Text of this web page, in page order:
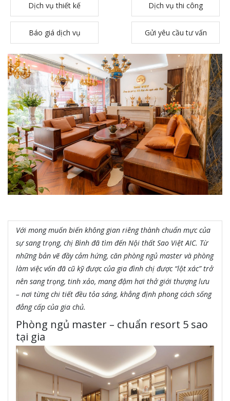
Dịch vụ thiết kế Dịch vụ thi công
Báo giá dịch vụ Gửi yêu cầu tư vấn
Với mong muốn biến không gian riêng thành chuẩn mực của
sự sang trọng, chị Bình đã tìm đến Nội thất Sao Việt AIC. Từ
những bản vẽ đầy cảm hứng, căn phòng ngủ master và phòng
làm việc vốn đã cũ kỹ được của gia đình chị được “lột xác” trở
nên sang trọng, tinh xảo, mang đậm hơi thở giới thượng lưu
– nơi từng chi tiết đều tỏa sáng, khẳng định phong cách sống
đẳng cấp của gia chủ.
Phòng ngủ master – chuẩn resort 5 sao
tại gia